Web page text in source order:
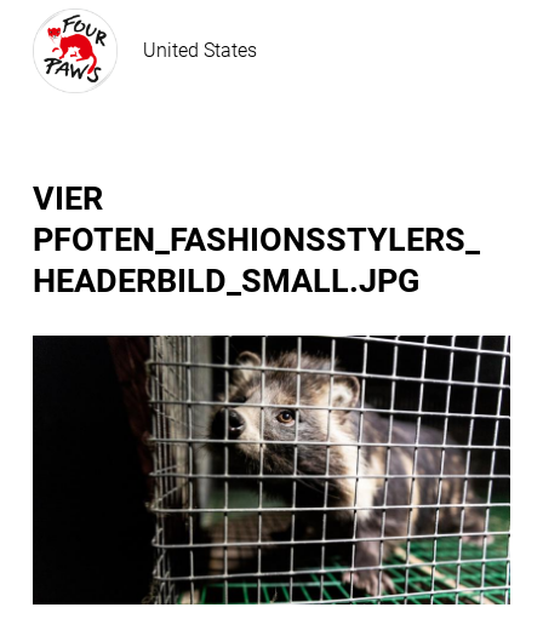
United States
VIER
PFOTEN_FASHIONSSTYLERS_
HEADERBILD_SMALL.JPG